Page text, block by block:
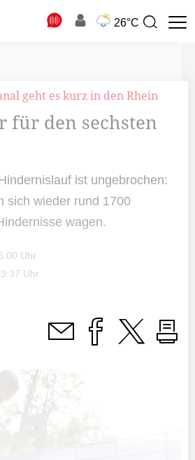
26°C
Suchbegriff
geht es kurz in den Rhein
für den sechsten
ist ungebrochen:
sich wieder rund 1700
wagen.
Uhr
Uhr